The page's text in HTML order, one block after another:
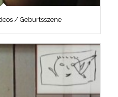
/ Geburtsszene